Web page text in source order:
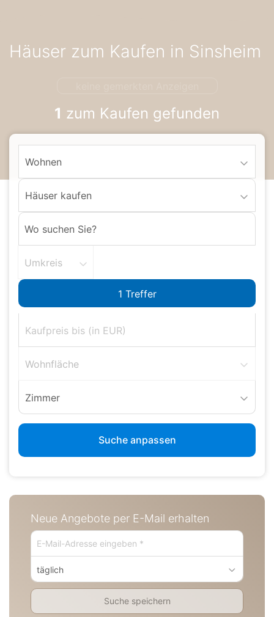
zur
Navigation
Häuser zum Kaufen in Sinsheim
1 zum Kaufen gefunden
Wohnen
Häuser kaufen
Umkreis
Wohnfläche
Zimmer
Suche anpassen
Neue Angebote per E-Mail erhalten
täglich
Suche speichern